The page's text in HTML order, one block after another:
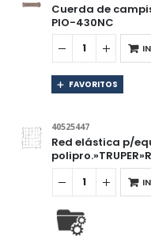
Cuerda de
PIO-430NC
FAVORITOS
40525447
Red elástica p/